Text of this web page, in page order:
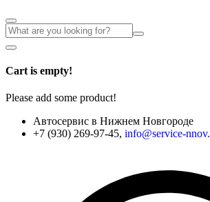
Cart is empty!
Please add some product!
Автосервис в Нижнем Новгороде
+7 (930) 269-97-45, info@service-